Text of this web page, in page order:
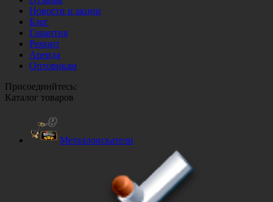
Новости и акции
Блог
Гарантия
Ремонт
Аренда
Оптовикам
Присоединйтесь:
Каталог товаров
Металлоискатели